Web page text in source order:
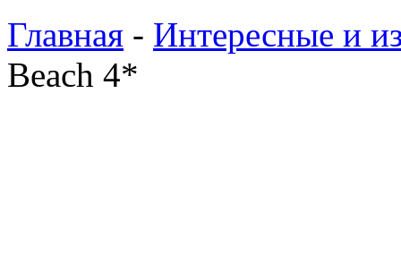
Главная - Интересные и
Beach 4*